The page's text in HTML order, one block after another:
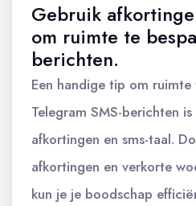
Gebruik
om ruimte te
berichten.
Een handige tip om
Telegram SMS-berichten
afkortingen en sms-taal.
afkortingen en verkorte
kun je je boodschap